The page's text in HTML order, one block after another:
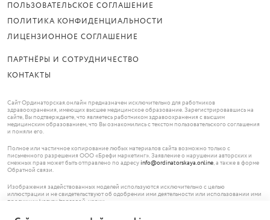
ПОЛЬЗОВАТЕЛЬСКОЕ СОГЛАШЕНИЕ
ПОЛИТИКА КОНФИДЕНЦИАЛЬНОСТИ
ЛИЦЕНЗИОННОЕ СОГЛАШЕНИЕ
ПАРТНЁРЫ И СОТРУДНИЧЕСТВО
КОНТАКТЫ
Сайт Ординаторская.онлайн предназначен исключительно для работников
здравоохранения, имеющих высшее медицинское образование. Зарегистрировавшись на
сайте, Вы подтверждаете, что являетесь работником здравоохранения с высшим
медицинским образованием, что Вы ознакомились с текстом пользовательского соглашения
и поняли его.
Полное или частичное копирование любых материалов сайта возможно только с
письменного разрешения ООО «Брефи маркетинг». Заявление о нарушении авторских и
смежных прав может быть отправлено по адресу info@ordinatorskaya.online, а также в форме
Обратной связи.
Изображения задействованных моделей используются исключительно с целью
иллюстрации и не свидетельствуют об одобрении ими деятельности или использовании ими
продукции/услуги/торговой марки.